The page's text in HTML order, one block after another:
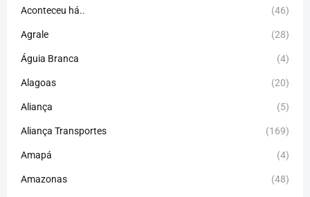
Aconteceu há.. (46)
Agrale (28)
Águia Branca (4)
Alagoas (20)
Aliança (5)
Aliança Transportes (169)
Amapá (4)
Amazonas (48)